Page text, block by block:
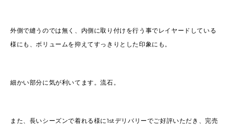
外側で縫うのでは無く、内側に取り付けを行う事でレイヤードしている
様にも、ボリュームを抑えてすっきりとした印象にも。
細かい部分に気が利いてます。流石。
また、長いシーズンで着れる様に1stデリバリーでご好評いただき、完売